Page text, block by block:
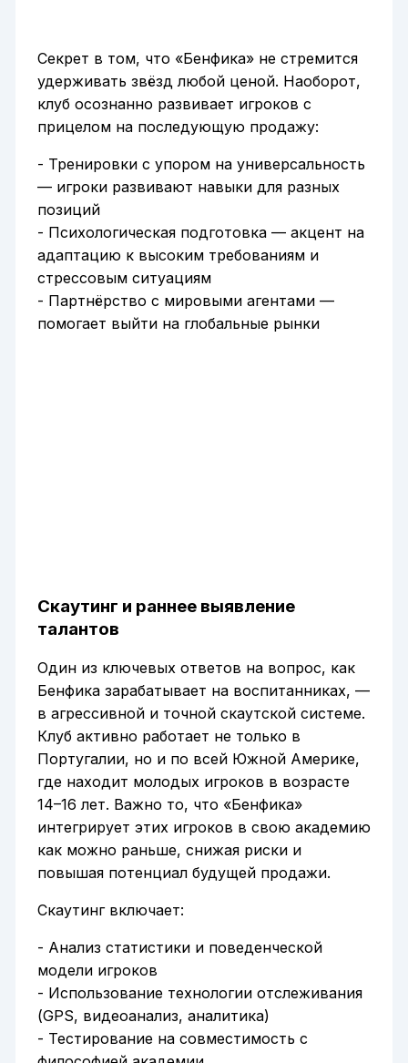
Секрет в том, что «Бенфика» не стремится
удерживать звёзд любой ценой. Наоборот,
клуб осознанно развивает игроков с
прицелом на последующую продажу:
- Тренировки с упором на универсальность
— игроки развивают навыки для разных
позиций
- Психологическая подготовка — акцент на
адаптацию к высоким требованиям и
стрессовым ситуациям
- Партнёрство с мировыми агентами —
помогает выйти на глобальные рынки
Скаутинг и раннее выявление
талантов
Один из ключевых ответов на вопрос, как
Бенфика зарабатывает на воспитанниках, —
в агрессивной и точной скаутской системе.
Клуб активно работает не только в
Португалии, но и по всей Южной Америке,
где находит молодых игроков в возрасте
14–16 лет. Важно то, что «Бенфика»
интегрирует этих игроков в свою академию
как можно раньше, снижая риски и
повышая потенциал будущей продажи.
Скаутинг включает:
- Анализ статистики и поведенческой
модели игроков
- Использование технологии отслеживания
(GPS, видеоанализ, аналитика)
- Тестирование на совместимость с